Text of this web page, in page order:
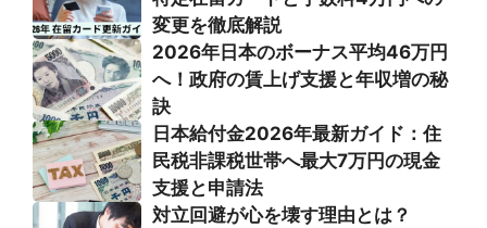
変更を徹底解説
2026年日本のボーナス平均46万円
へ！政府の賃上げ支援と年収増の秘
訣
日本給付金2026年最新ガイド：住
民税非課税世帯へ最大7万円の現金
支援と申請法
対立回避が心を壊す理由とは？